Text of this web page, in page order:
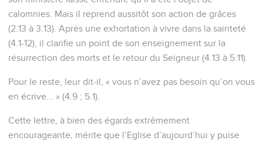
calomnies. Mais il reprend aussitôt son action de grâces
(2.13 à 3.13). Après une exhortation à vivre dans la sainteté
(4.1-12), il clarifie un point de son enseignement sur la
résurrection des morts et le retour du Seigneur (4.13 à 5.11).
Pour le reste, leur dit-il, « vous n’avez pas besoin qu’on vous
en écrive... » (4.9 ; 5.1).
Cette lettre, à bien des égards extrêmement
encourageante, mérite que l’Eglise d’aujourd’hui y puise